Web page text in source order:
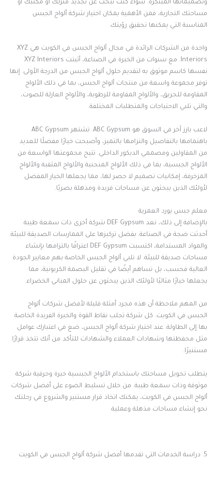
وتصميماتها المبتكرة. سواء كنت تبحث عن تجديد منزلك أو مكتبك أو
مساحتك التجارية، فمن الأهمية بمكان اختيار شركة ألواح الجبس
المناسبة التي يمكنها تحقيق رؤيتك.
واحدة من الشركات الرائدة في مجال ألواح الجبس في الكويت هي XYZ
Interiors. مع سنوات من الخبرة في الصناعة، أثبتت XYZ Interiors
نفسها كاسم موثوق به لتقديم حلول ألواح الجبس من الدرجة الأولى. إنها
توفر مجموعة واسعة من منتجات ألواح الجبس، بما في ذلك الألواح
المقاومة للحريق، والألواح المقاومة للرطوبة، والألواح العازلة للصوت،
والتي تلبي الاحتياجات والمتطلبات المختلفة.
لاعب بارز آخر في السوق هو ABC Gypsum. تشتهر ABC Gypsum
باهتمامها بالتفاصيل والتزامها بالتميز، وأصبحت خيارًا مفضلًا للعديد
من المقاولين ومصممي الديكور الداخلي. تتيح مجموعتها الواسعة من
الألواح الجبسية، بما في ذلك الألواح المنحنية والألواح المثقبة والألواح
المزخرفة، إمكانيات تصميم لا حصر لها، مما يجعلها الخيار المفضل
لأولئك الذين يبحثون عن مساحات فريدة ومذهلة بصريًا.
معلم جبس بورد العمرية
بالإضافة إلى ذلك، تعد DEF Gypsum شركة أخرى ذات سمعة طيبة
أحدثت ضجة في الصناعة. بفضل تركيزها على الممارسات الصديقة للبيئة
والمواد المستدامة، اكتسبت DEF Gypsum اعترافًا بالتزامها بإنشاء
مساحات صديقة للبيئة. لا تلبي ألواح الجبس الخاصة بهم معايير الجودة
العالية فحسب، بل تساهم أيضًا في تقليل البصمة الكربونية، مما
يجعلها خيارًا مثاليًا لأولئك الذين يبحثون عن حلول المباني الخضراء.
من المهم ملاحظة أن هذه مجرد أمثلة قليلة لأفضل شركات ألواح
الجبس في الكويت. كل شركة تجلب نقاط القوة والخبرة الفريدة الخاصة
بها إلى الطاولة. عند اختيار شركة ألواح الجبس، ضع في اعتبارك عوامل
مثل محفظتها وشهادات العملاء والشهادات للتأكد من أنك تتخذ قرارًا
مستنيرًا.
يتطلب تحويل مساحتك باستخدام الألواح الجبسية خبرة وحرفية شركة
موثوقة وذات سمعة طيبة. من خلال تسليط الضوء على أفضل شركات
ألواح الجبس في الكويت، يمكنك اتخاذ قرار مستنير والشروع في رحلتك
نحو إنشاء مساحات مذهلة وعملية.
5. دراسة الخدمات التي تقدمها أفضل شركة ألواح الجبس في الكويت